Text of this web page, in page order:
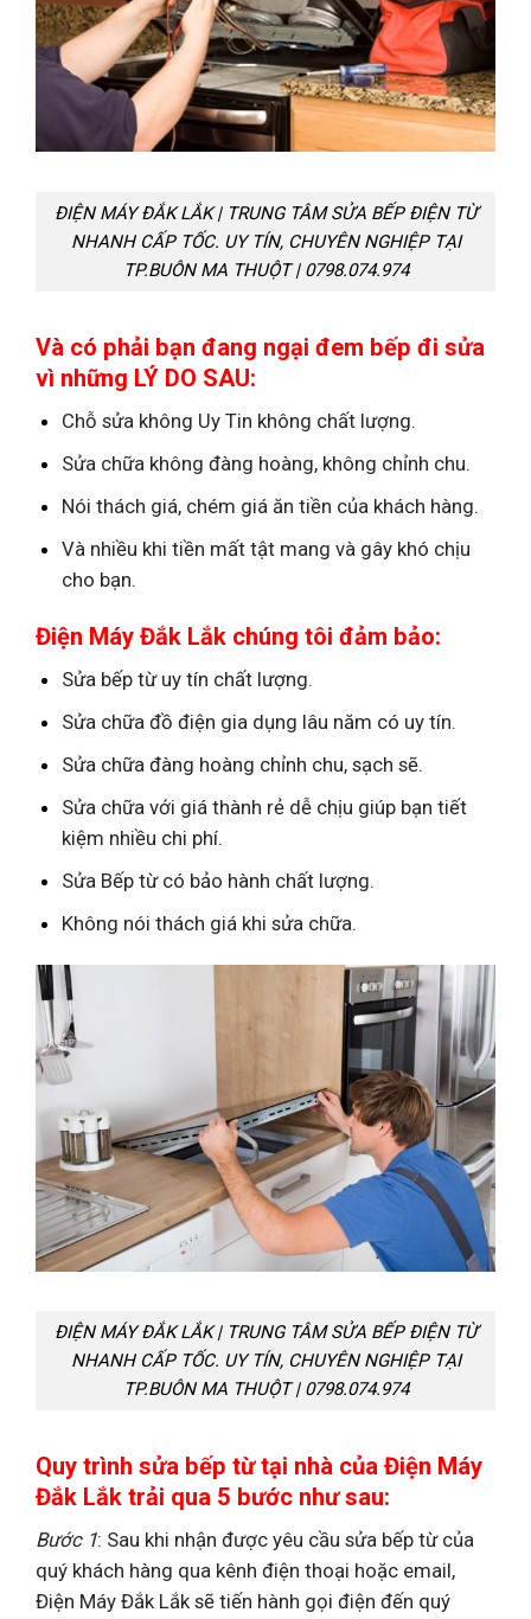
ĐIỆN MÁY ĐẮK LẮK | TRUNG TÂM SỬA BẾP ĐIỆN TỪ
NHANH CẤP TỐC. UY TÍN, CHUYÊN NGHIỆP TẠI
TP.BUÔN MA THUỘT | 0798.074.974
Và có phải bạn đang ngại đem bếp đi sửa
vì những LÝ DO SAU:
Chỗ sửa không Uy Tin không chất lượng.
Sửa chữa không đàng hoàng, không chỉnh chu.
Nói thách giá, chém giá ăn tiền của khách hàng.
Và nhiều khi tiền mất tật mang và gây khó chịu
cho bạn.
Điện Máy Đắk Lắk chúng tôi đảm bảo:
Sửa bếp từ uy tín chất lượng.
Sửa chữa đồ điện gia dụng lâu năm có uy tín.
Sửa chữa đàng hoàng chỉnh chu, sạch sẽ.
Sửa chữa với giá thành rẻ dễ chịu giúp bạn tiết
kiệm nhiều chi phí.
Sửa Bếp từ có bảo hành chất lượng.
Không nói thách giá khi sửa chữa.
ĐIỆN MÁY ĐẮK LẮK | TRUNG TÂM SỬA BẾP ĐIỆN TỪ
NHANH CẤP TỐC. UY TÍN, CHUYÊN NGHIỆP TẠI
TP.BUÔN MA THUỘT | 0798.074.974
Quy trình sửa bếp từ tại nhà của Điện Máy
Đắk Lắk trải qua 5 bước như sau:
Bước 1: Sau khi nhận được yêu cầu sửa bếp từ của
quý khách hàng qua kênh điện thoại hoặc email,
Điện Máy Đắk Lắk sẽ tiến hành gọi điện đến quý